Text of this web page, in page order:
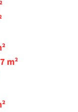
7 m²